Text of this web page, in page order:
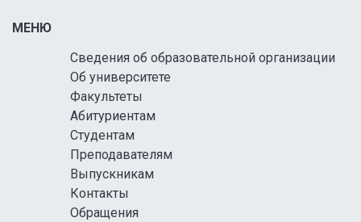
МЕНЮ
Сведения об образовательной организации
Об университете
Факультеты
Абитуриентам
Студентам
Преподавателям
Выпускникам
Контакты
Обращения